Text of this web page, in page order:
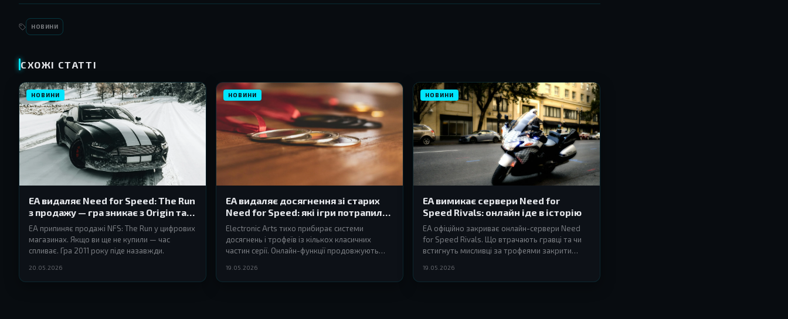
НОВИНИ
СХОЖІ СТАТТІ
НОВИНИ
EA видаляє Need for Speed: The Run
з продажу — гра зникає з Origin та
EA App
EA припиняє продажі NFS: The Run у цифрових
магазинах. Якщо ви ще не купили — час
спливає. Гра 2011 року піде назавжди.
20.05.2026
НОВИНИ
EA видаляє досягнення зі старих
Need for Speed: які ігри потрапили
під роздачу
Electronic Arts тихо прибирає системи
досягнень і трофеїв із кількох класичних
частин серії. Онлайн-функції продовжують
мультиплеєра.
19.05.2026
НОВИНИ
EA вимикає сервери Need for
Speed Rivals: онлайн іде в історію
EA офіційно закриває онлайн-сервери Need
for Speed Rivals. Що втрачають гравці та чи
встигнуть мисливці за трофеями закрити
19.05.2026